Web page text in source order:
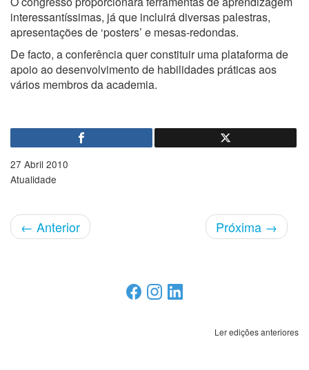
interessantíssimas, já que incluirá diversas palestras,
apresentações de ‘posters’ e mesas-redondas.
De facto, a conferência quer constituir uma plataforma de
apoio ao desenvolvimento de habilidades práticas aos
vários membros da academia.
27 Abril 2010
Atualidade
← Anterior Próxima →
Ler edições anteriores